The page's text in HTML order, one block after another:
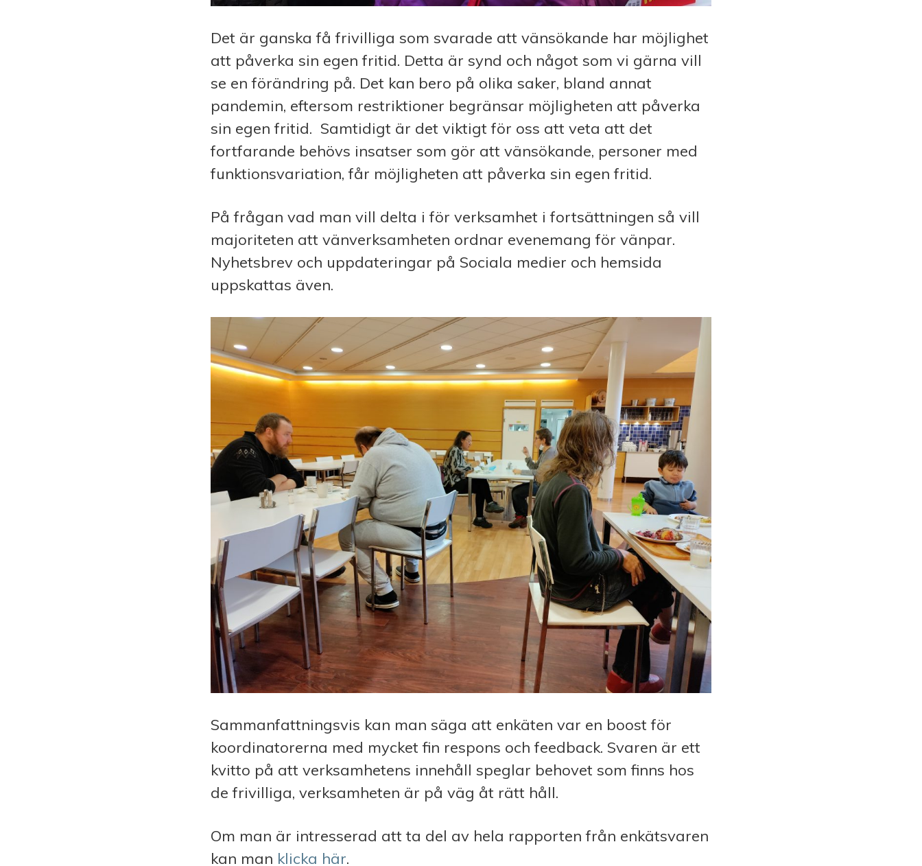
Det är ganska få frivilliga som svarade att vänsökande har möjlighet
att påverka sin egen fritid. Detta är synd och något som vi gärna vill
se en förändring på. Det kan bero på olika saker, bland annat
pandemin, eftersom restriktioner begränsar möjligheten att påverka
sin egen fritid. Samtidigt är det viktigt för oss att veta att det
fortfarande behövs insatser som gör att vänsökande, personer med
funktionsvariation, får möjligheten att påverka sin egen fritid.
På frågan vad man vill delta i för verksamhet i fortsättningen så vill
majoriteten att vänverksamheten ordnar evenemang för vänpar.
Nyhetsbrev och uppdateringar på Sociala medier och hemsida
uppskattas även.
Sammanfattningsvis kan man säga att enkäten var en boost för
koordinatorerna med mycket fin respons och feedback. Svaren är ett
kvitto på att verksamhetens innehåll speglar behovet som finns hos
de frivilliga, verksamheten är på väg åt rätt håll.
Om man är intresserad att ta del av hela rapporten från enkätsvaren
kan man klicka här.